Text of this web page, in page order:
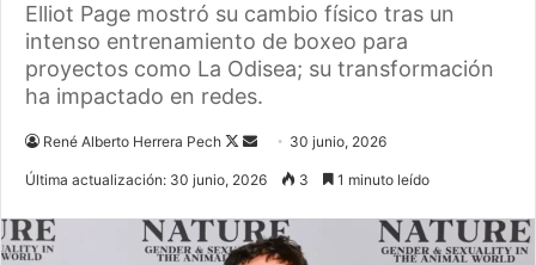
Elliot Page mostró su cambio físico tras un
intenso entrenamiento de boxeo para
proyectos como La Odisea; su transformación
ha impactado en redes.
René Alberto Herrera Pech
Follow
Send 30 junio, 2026
Última actualización: 30 junio, 2026 3 1 minuto leído